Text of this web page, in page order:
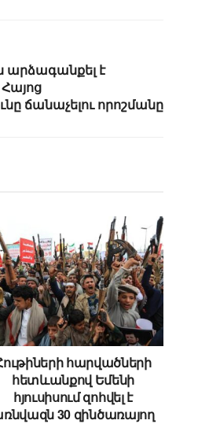
արձագանքել է
ճանաչելու որոշմանը
հարվածների
հետևանքով Եմենի
հյուսիսում զոհվել է
30 զինծառայող